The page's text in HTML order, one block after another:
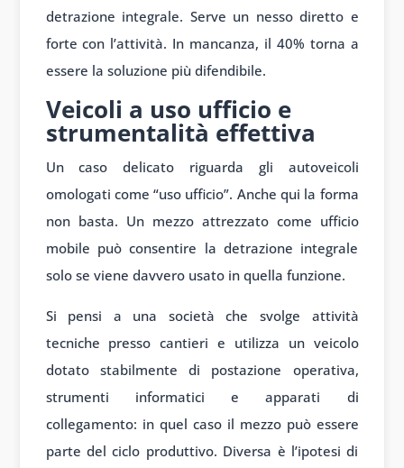
detrazione integrale. Serve un nesso diretto e
forte con l’attività. In mancanza, il 40% torna a
essere la soluzione più difendibile.
Veicoli a uso ufficio e
strumentalità effettiva
Un caso delicato riguarda gli autoveicoli
omologati come “uso ufficio”. Anche qui la forma
non basta. Un mezzo attrezzato come ufficio
mobile può consentire la detrazione integrale
solo se viene davvero usato in quella funzione.
Si pensi a una società che svolge attività
tecniche presso cantieri e utilizza un veicolo
dotato stabilmente di postazione operativa,
strumenti informatici e apparati di
collegamento: in quel caso il mezzo può essere
parte del ciclo produttivo. Diversa è l’ipotesi di